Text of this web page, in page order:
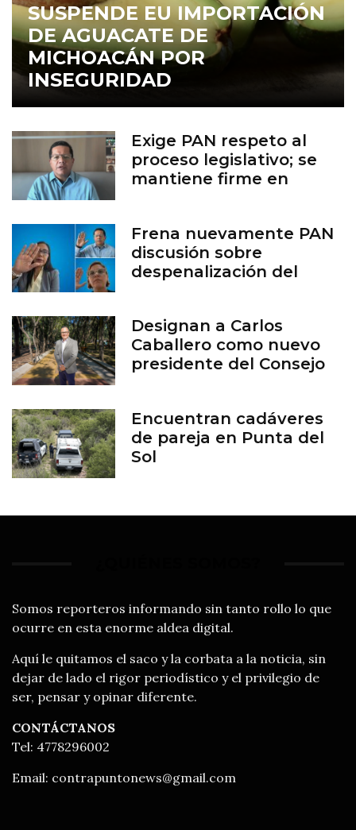
SUSPENDE EU IMPORTACIÓN
DE AGUACATE DE
MICHOACÁN POR
INSEGURIDAD
Exige PAN respeto al
proceso legislativo; se
mantiene firme en
Frena nuevamente PAN
discusión sobre
despenalización del
Designan a Carlos
Caballero como nuevo
presidente del Consejo
Encuentran cadáveres
de pareja en Punta del
Sol
Somos reporteros informando sin tanto rollo lo que
ocurre en esta enorme aldea digital.
Aquí le quitamos el saco y la corbata a la noticia, sin
dejar de lado el rigor periodístico y el privilegio de
ser, pensar y opinar diferente.
CONTÁCTANOS
Tel: 4778296002
Email: contrapuntonews@gmail.com